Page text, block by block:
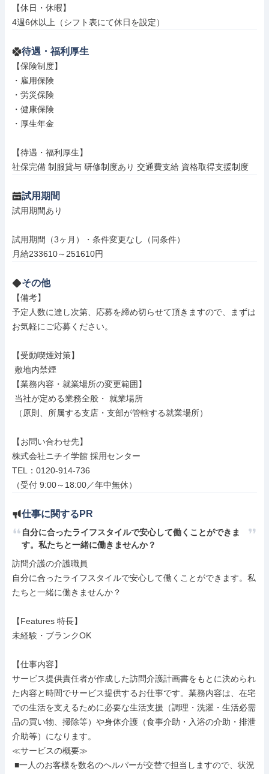
【休日・休暇】
4週6休以上（シフト表にて休日を設定）
待遇・福利厚生
【保険制度】
・雇用保険
・労災保険
・健康保険
・厚生年金
【待遇・福利厚生】
社保完備 制服貸与 研修制度あり 交通費支給 資格取得支援制度
試用期間
試用期間あり
試用期間（3ヶ月）・条件変更なし（同条件）
月給233610～251610円
その他
【備考】
予定人数に達し次第、応募を締め切らせて頂きますので、まずは
お気軽にご応募ください。
【受動喫煙対策】
【業務内容・就業場所の変更範囲】
【お問い合わせ先】
株式会社ニチイ学館 採用センター
TEL：0120-914-736
（受付 9:00～18:00／年中無休）
仕事に関するPR
自分に合ったライフスタイルで安心して働くことができま
す。私たちと一緒に働きませんか？
訪問介護の介護職員
自分に合ったライフスタイルで安心して働くことができます。私
たちと一緒に働きませんか？
【Features 特長】
未経験・ブランクOK
【仕事内容】
サービス提供責任者が作成した訪問介護計画書をもとに決められ
た内容と時間でサービス提供するお仕事です。業務内容は、在宅
での生活を支えるために必要な生活支援（調理・洗濯・生活必需
品の買い物、掃除等）や身体介護（食事介助・入浴の介助・排泄
介助等）になります。
≪サービスの概要≫